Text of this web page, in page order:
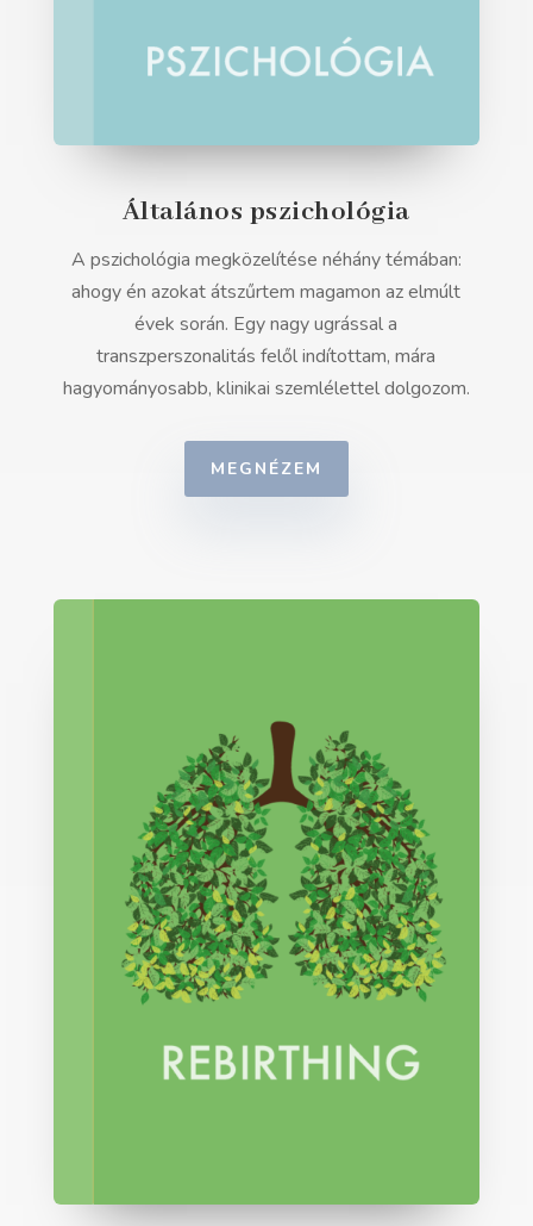
Általános pszichológia
A pszichológia megközelítése néhány témában:
ahogy én azokat átszűrtem magamon az elmúlt
évek során. Egy nagy ugrással a
transzperszonalitás felől indítottam, mára
hagyományosabb, klinikai szemlélettel dolgozom.
MEGNÉZEM